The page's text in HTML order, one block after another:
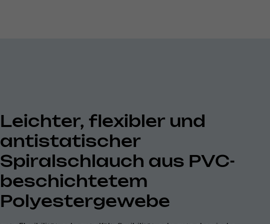
Leichter, flexibler und
antistatischer
Spiralschlauch aus PVC-
beschichtetem
Polyestergewebe